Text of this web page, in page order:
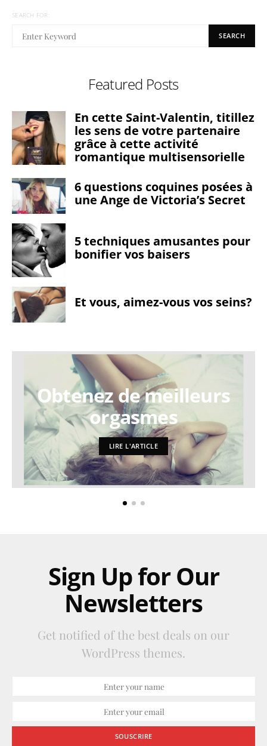
SEARCH FOR:
SEARCH
Featured Posts
En cette Saint-Valentin, titillez
les sens de votre partenaire
grâce à cette activité
romantique multisensorielle
6 questions coquines posées à
une Ange de Victoria’s Secret
5 techniques amusantes pour
bonifier vos baisers
Et vous, aimez-vous vos seins?
Obtenez de meilleurs
orgasmes
LIRE L'ARTICLE
Sign Up for Our
Newsletters
Get notified of the best deals on our
WordPress themes.
SOUSCRIRE